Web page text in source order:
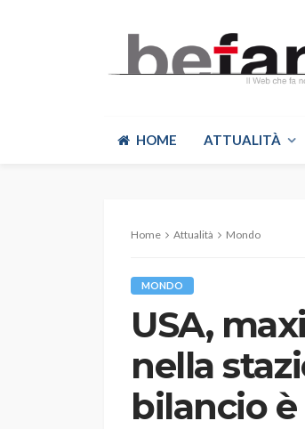
HOME ATTUALITÀ
Home Attualità Mondo
MONDO
USA,
nella
bilancio